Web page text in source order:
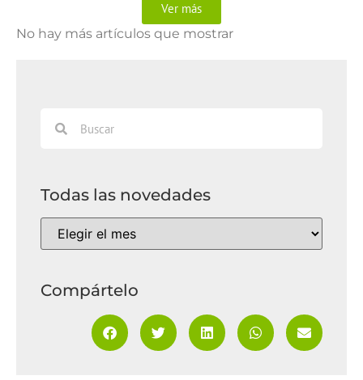
Ver más
No hay más artículos que mostrar
Todas las novedades
Compártelo